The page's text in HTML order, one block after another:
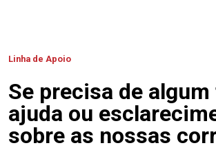
Linha de Apoio
Se precisa de
ajuda ou
sobre as nossas